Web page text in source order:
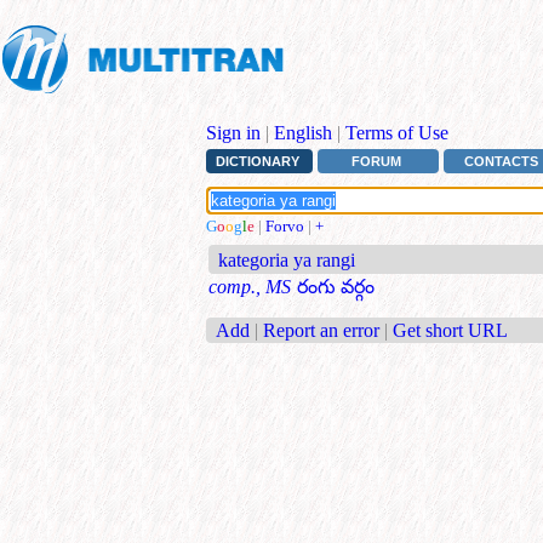
Sign in | English | Terms of Use
DICTIONARY FORUM CONTACTS
Google | Forvo | +
kategoria ya rangi
comp., MS రంగు వర్గం
Add | Report an error | Get short URL